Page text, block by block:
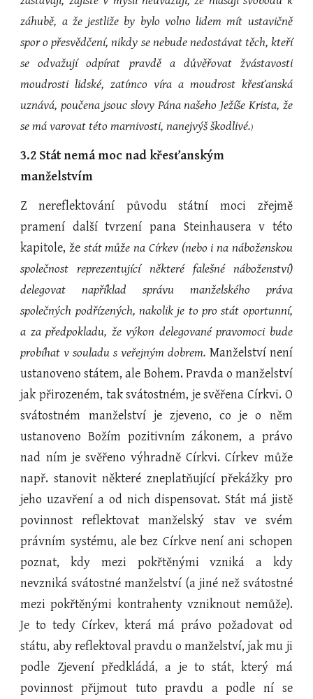
záhubě, a že jestliže by bylo volno lidem mít ustavičně
spor o přesvědčení, nikdy se nebude nedostávat těch, kteří
se odvažují odpírat pravdě a důvěřovat žvástavosti
moudrosti lidské, zatímco víra a moudrost křesťanská
uznává, poučena jsouc slovy Pána našeho Ježíše Krista, že
se má varovat této marnivosti, nanejvýš škodlivé.)
3.2 Stát nemá moc nad křesťanským
manželstvím
Z nereflektování původu státní moci zřejmě
pramení další tvrzení pana Steinhausera v této
kapitole, že stát může na Církev (nebo i na náboženskou
společnost reprezentující některé falešné náboženství)
delegovat například správu manželského práva
společných podřízených, nakolik je to pro stát oportunní,
a za předpokladu, že výkon delegované pravomoci bude
probíhat v souladu s veřejným dobrem. Manželství není
ustanoveno státem, ale Bohem. Pravda o manželství
jak přirozeném, tak svátostném, je svěřena Církvi. O
svátostném manželství je zjeveno, co je o něm
ustanoveno Božím pozitivním zákonem, a právo
nad ním je svěřeno výhradně Církvi. Církev může
např. stanovit některé zneplatňující překážky pro
jeho uzavření a od nich dispensovat. Stát má jistě
povinnost reflektovat manželský stav ve svém
právním systému, ale bez Církve není ani schopen
poznat, kdy mezi pokřtěnými vzniká a kdy
nevzniká svátostné manželství (a jiné než svátostné
mezi pokřtěnými kontrahenty vzniknout nemůže).
Je to tedy Církev, která má právo požadovat od
státu, aby reflektoval pravdu o manželství, jak mu ji
podle Zjevení předkládá, a je to stát, který má
povinnost přijmout tuto pravdu a podle ní se